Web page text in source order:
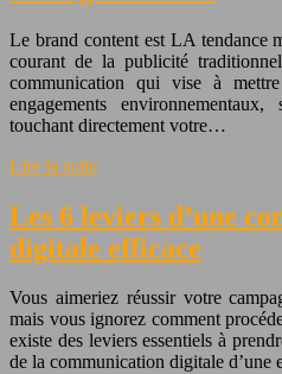
Le brand content est LA tendance
courant de la publicité
communication qui vise à
engagements
touchant directement votre…
Lire la suite
Les 6 leviers d’une
digitale efficace
Vous aimeriez réussir votre
mais vous ignorez comment
existe des leviers essentiels à
de la communication digitale